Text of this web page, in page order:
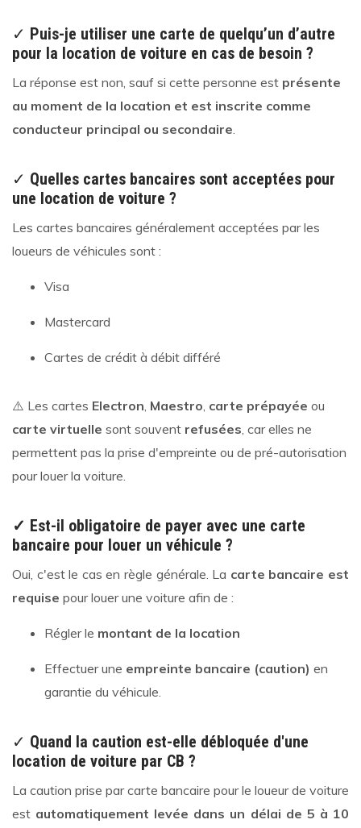
✓ Puis-je utiliser une carte de quelqu’un d’autre
pour la location de voiture en cas de besoin ?
La réponse est non, sauf si cette personne est présente
au moment de la location et est inscrite comme
conducteur principal ou secondaire.
✓ Quelles cartes bancaires sont acceptées pour
une location de voiture ?
Les cartes bancaires généralement acceptées par les
loueurs de véhicules sont :
Visa
Mastercard
Cartes de crédit à débit différé
⚠️ Les cartes Electron, Maestro, carte prépayée ou
carte virtuelle sont souvent refusées, car elles ne
permettent pas la prise d'empreinte ou de pré-autorisation
pour louer la voiture.
✓ Est-il obligatoire de payer avec une carte
bancaire pour louer un véhicule ?
Oui, c'est le cas en règle générale. La carte bancaire est
requise pour louer une voiture afin de :
Régler le montant de la location
Effectuer une empreinte bancaire (caution) en
garantie du véhicule.
✓ Quand la caution est-elle débloquée d'une
location de voiture par CB ?
La caution prise par carte bancaire pour le loueur de voiture
est automatiquement levée dans un délai de 5 à 10